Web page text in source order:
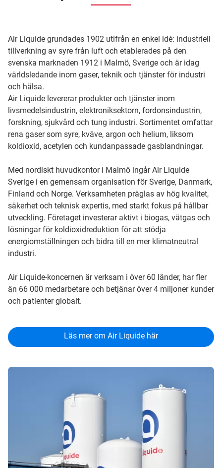
Air Liquide grundades 1902 utifrån en enkel idé: industriell
tillverkning av syre från luft och etablerades på den
svenska marknaden 1912 i Malmö, Sverige och är idag
världsledande inom gaser, teknik och tjänster för industri
och hälsa.
Air Liquide levererar produkter och tjänster inom
livsmedelsindustrin, elektroniksektorn, fordonsindustrin,
forskning, sjukvård och tung industri. Sortimentet omfattar
rena gaser som syre, kväve, argon och helium, liksom
koldioxid, acetylen och kundanpassade gasblandningar.
Med nordiskt huvudkontor i Malmö ingår Air Liquide
Sverige i en gemensam organisation för Sverige, Danmark,
Finland och Norge. Verksamheten präglas av hög kvalitet,
säkerhet och teknisk expertis, med starkt fokus på hållbar
utveckling. Företaget investerar aktivt i biogas, vätgas och
lösningar för koldioxidreduktion för att stödja
energiomställningen och bidra till en mer klimatneutral
industri.
Air Liquide-koncernen är verksam i över 60 länder, har fler
än 66 000 medarbetare och betjänar över 4 miljoner kunder
och patienter globalt.
Läs mer om Air Liquide här